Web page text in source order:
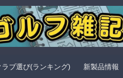
ラブ選び(ランキング) 新製品情報